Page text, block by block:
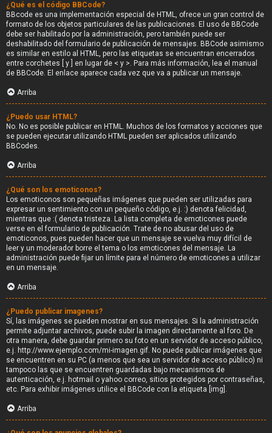
¿Qué es el código BBCode?
BBcode es una implementación especial de HTML, ofrece un gran control de
formato de los objetos particulares de las publicaciones. El uso de BBCode
debe ser habilitado por la administración, pero también puede ser
deshabilitado del formulario de publicación de mensajes. BBCode asimismo
es similar en estilo al HTML, pero las etiquetas se encuentran encerrados
entre corchetes [ y ] en lugar de < y >. Para más información, lea el manual
de BBCode. El enlace aparece cada vez que va a publicar un mensaje.
Arriba
¿Puedo usar HTML?
No. No es posible publicar en HTML. Muchos de los formatos y acciones que
se pueden ejecutar utilizando HTML pueden ser aplicados utilizando
BBCodes.
Arriba
¿Qué son los emoticonos?
Los emoticonos son pequeñas imágenes que pueden ser utilizadas para
expresar un sentimiento con un pequeño código, e.j. :) denota felicidad,
mientras que :( denota tristeza. La lista completa de emoticones puede
verse en el formulario de publicación. Trate de no abusar del uso de
emoticonos, pues pueden hacer que un mensaje se vuelva muy difícil de
leer y un moderador borre el tema o los emoticones del mensaje. La
administración puede fijar un límite para el número de emoticones a utilizar
en un mensaje.
Arriba
¿Puedo publicar imagenes?
Sí, las imágenes se pueden mostrar en sus mensajes. Si la administración
permite adjuntar archivos, puede subir la imagen directamente al foro. De
otra manera, debe guardar primero su foto en un servidor de acceso público,
e.j. http://www.ejemplo.com/mi-imagen.gif. No puede publicar imágenes que
se encuentren en su PC (a menos que sea un servidor de acceso público) ni
tampoco las que se encuentren guardadas bajo mecanismos de
autenticación, e.j. hotmail o yahoo correo, sitios protegidos por contraseñas,
etc. Para exhibir imágenes utilice el BBCode con la etiqueta [img].
Arriba